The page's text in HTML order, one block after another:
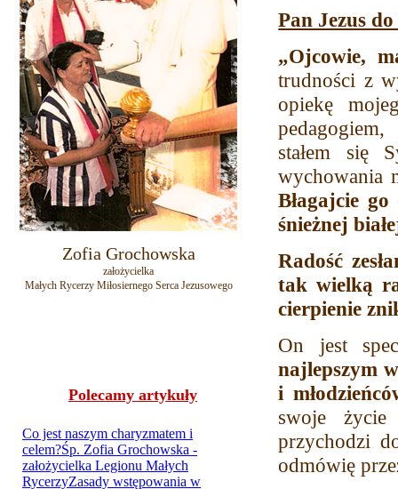
Zofia Grochowska
założycielka
Małych Rycerzy Miłosiernego Serca Jezusowego
Polecamy artykuły
Pan Jezus
„Ojcowie,
trudności z
opiekę
stałem się
wychowania
Błagajcie
śnieżnej
Radość
tak wielką
cierpienie
On jest
najlepszym
i
swoje życie
przychodzi
odmówię